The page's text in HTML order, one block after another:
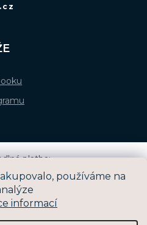
používáme na
informací
platba: